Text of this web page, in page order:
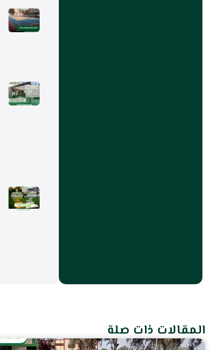
المقالات ذات صلة